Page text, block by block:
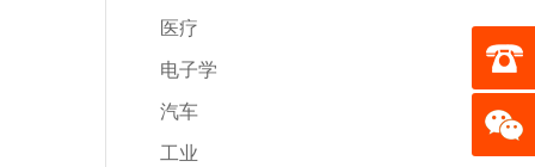
医疗
电子学
汽车
工业